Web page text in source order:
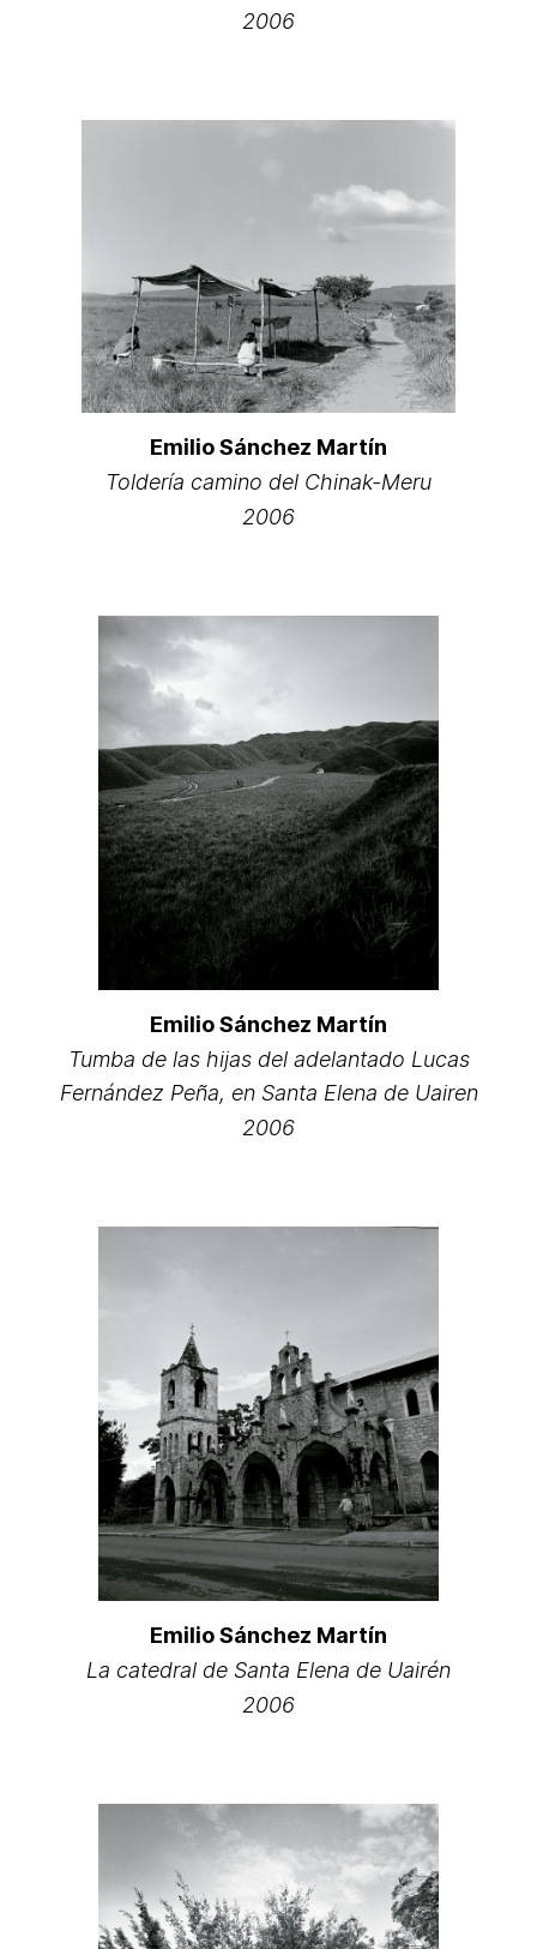
2006
Emilio Sánchez Martín
Toldería camino del Chinak-Meru
2006
Emilio Sánchez Martín
Tumba de las hijas del adelantado Lucas
Fernández Peña, en Santa Elena de Uairen
2006
Emilio Sánchez Martín
La catedral de Santa Elena de Uairén
2006